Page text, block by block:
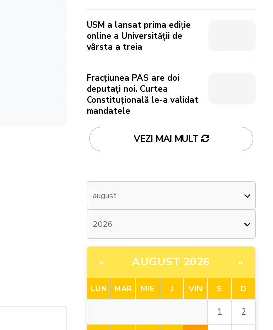
USM a lansat prima ediție
online a Universității de
vârsta a treia
Fracțiunea PAS are doi
deputați noi. Curtea
Constituțională le-a validat
mandatele
VEZI MAI MULT
« AUGUST 2026 »
LUN MAR MIE J VIN S D
1 2